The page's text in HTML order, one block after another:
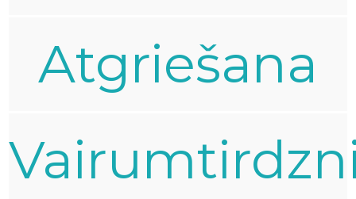
Atgriešana